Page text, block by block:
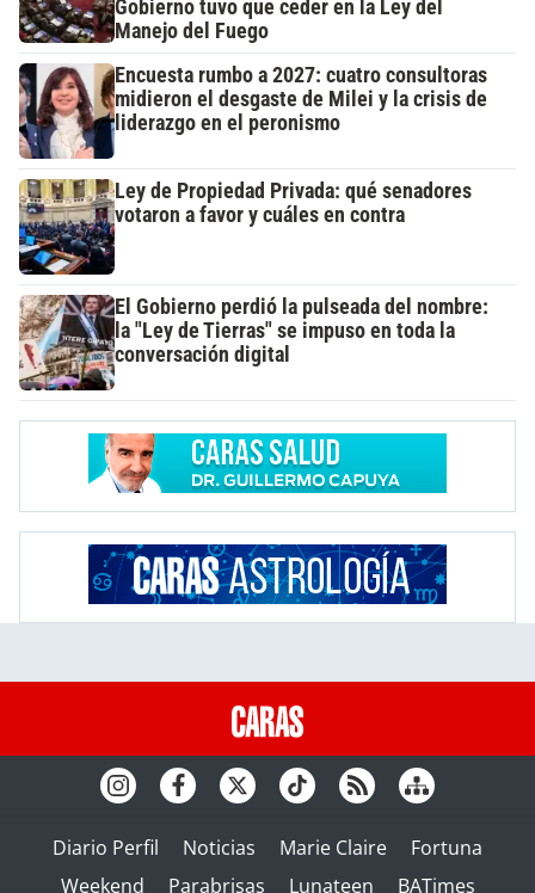
Gobierno tuvo que ceder en la Ley del
Manejo del Fuego
Encuesta rumbo a 2027: cuatro consultoras
midieron el desgaste de Milei y la crisis de
liderazgo en el peronismo
Ley de Propiedad Privada: qué senadores
votaron a favor y cuáles en contra
El Gobierno perdió la pulseada del nombre:
la "Ley de Tierras" se impuso en toda la
conversación digital
Diario Perfil Noticias Marie Claire
Fortuna
Weekend
Parabrisas Lunateen BATimes